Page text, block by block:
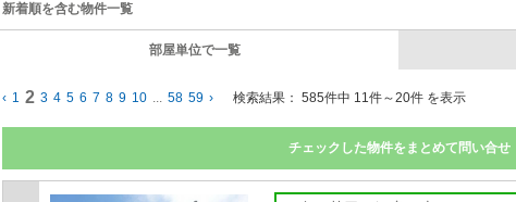
新着順を含む物件一覧
部屋単位で一覧
検索結果： 585件中 11件～20件 を表示
‹ 1 2 3 4 5 6 7 8 9 10 ... 58 59 ›